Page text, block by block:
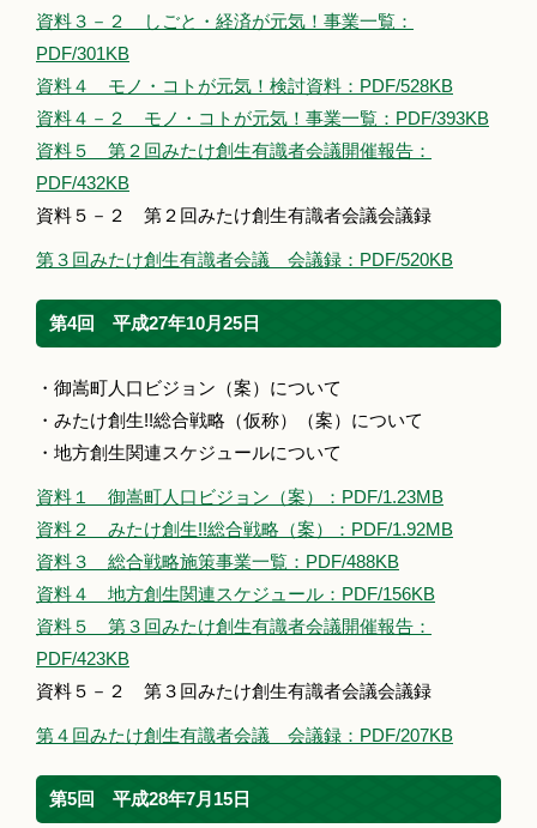
資料３－２ しごと・経済が元気！事業一覧：
PDF/301KB
資料４ モノ・コトが元気！検討資料：PDF/528KB
資料４－２ モノ・コトが元気！事業一覧：PDF/393KB
資料５ 第２回みたけ創生有識者会議開催報告：
PDF/432KB
資料５－２ 第２回みたけ創生有識者会議会議録
第３回みたけ創生有識者会議 会議録：PDF/520KB
第4回 平成27年10月25日
・御嵩町人口ビジョン（案）について
・みたけ創生!!総合戦略（仮称）（案）について
・地方創生関連スケジュールについて
資料１ 御嵩町人口ビジョン（案）：PDF/1.23MB
資料２ みたけ創生!!総合戦略（案）：PDF/1.92MB
資料３ 総合戦略施策事業一覧：PDF/488KB
資料４ 地方創生関連スケジュール：PDF/156KB
資料５ 第３回みたけ創生有識者会議開催報告：
PDF/423KB
資料５－２ 第３回みたけ創生有識者会議会議録
第４回みたけ創生有識者会議 会議録：PDF/207KB
第5回 平成28年7月15日